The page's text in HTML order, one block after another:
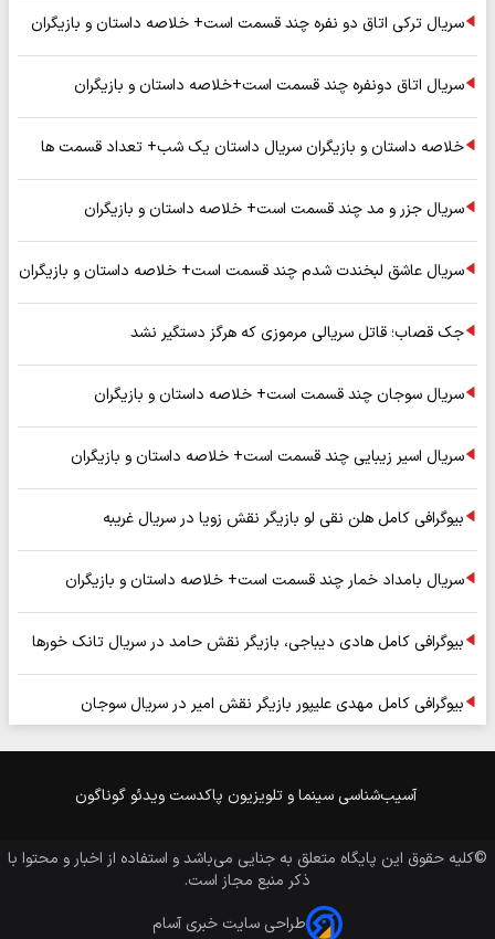
سریال ترکی اتاق دو نفره چند قسمت است+ خلاصه داستان و بازیگران
سریال اتاق دونفره چند قسمت است+خلاصه داستان و بازیگران
خلاصه داستان و بازیگران سریال داستان یک شب+ تعداد قسمت ها
سریال جزر و مد چند قسمت است+ خلاصه داستان و بازیگران
سریال عاشق لبخندت شدم چند قسمت است+ خلاصه داستان و بازیگران
جک قصاب؛ قاتل سریالی مرموزی که هرگز دستگیر نشد
سریال سوجان چند قسمت است+ خلاصه داستان و بازیگران
سریال اسیر زیبایی چند قسمت است+ خلاصه داستان و بازیگران
بیوگرافی کامل هلن نقی لو بازیگر نقش زویا در سریال غریبه
سریال بامداد خمار چند قسمت است+ خلاصه داستان و بازیگران
بیوگرافی کامل هادی دیباجی، بازیگر نقش حامد در سریال تانک خورها
بیوگرافی کامل مهدی علیپور بازیگر نقش امیر در سریال سوجان
آسیب‌شناسی سینما و تلویزیون پاکدست ویدئو گوناگون
©کلیه حقوق این پایگاه متعلق به جنایی می‌باشد و استفاده از اخبار و محتوا با
ذکر منبع مجاز است.
طراحی سایت خبری آسام